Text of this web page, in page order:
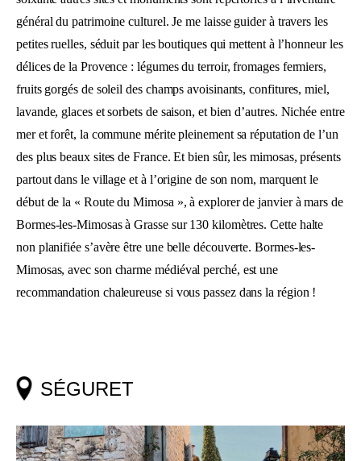
général du patrimoine culturel. Je me laisse guider à travers les
petites ruelles, séduit par les boutiques qui mettent à l’honneur les
délices de la Provence : légumes du terroir, fromages fermiers,
fruits gorgés de soleil des champs avoisinants, confitures, miel,
lavande, glaces et sorbets de saison, et bien d’autres. Nichée entre
mer et forêt, la commune mérite pleinement sa réputation de l’un
des plus beaux sites de France. Et bien sûr, les mimosas, présents
partout dans le village et à l’origine de son nom, marquent le
début de la « Route du Mimosa », à explorer de janvier à mars de
Bormes-les-Mimosas à Grasse sur 130 kilomètres. Cette halte
non planifiée s’avère être une belle découverte. Bormes-les-
Mimosas, avec son charme médiéval perché, est une
recommandation chaleureuse si vous passez dans la région !
SÉGURET